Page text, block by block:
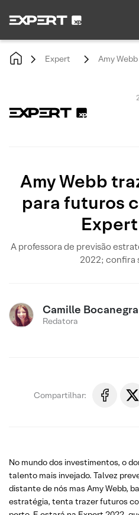
Expert Amy
Amy Webb
para futuros
A professora de previsão
2022; confira
Camille Bocanegra
Redatora
Compartilhar:
No mundo dos investimentos, o
talento mais invejado. Talvez
distante de nós mas Amy Webb,
estratégia, tenta trazer futuros